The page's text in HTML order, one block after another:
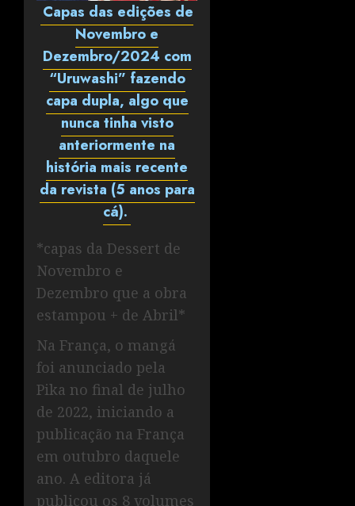
Capas das edições de
Novembro e
Dezembro/2024 com
“Uruwashi” fazendo
capa dupla, algo que
nunca tinha visto
anteriormente na
história mais recente
da revista (5 anos para
cá).
*capas da Dessert de
Novembro e
Dezembro que a obra
estampou + de Abril*
Na França, o mangá
foi anunciado pela
Pika no final de julho
de 2022, iniciando a
publicação na França
em outubro daquele
ano. A editora já
publicou os 8 volumes